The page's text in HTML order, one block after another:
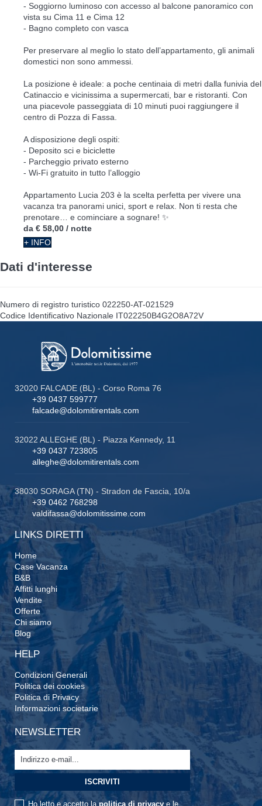
- Soggiorno luminoso con accesso al balcone panoramico con
vista su Cima 11 e Cima 12
- Bagno completo con vasca
Per preservare al meglio lo stato dell’appartamento, gli animali
domestici non sono ammessi.
La posizione è ideale: a poche centinaia di metri dalla funivia del
Catinaccio e vicinissima a supermercati, bar e ristoranti. Con
una piacevole passeggiata di 10 minuti puoi raggiungere il
centro di Pozza di Fassa.
A disposizione degli ospiti:
- Deposito sci e biciclette
- Parcheggio privato esterno
- Wi-Fi gratuito in tutto l’alloggio
Appartamento Lucia 203 è la scelta perfetta per vivere una
vacanza tra panorami unici, sport e relax. Non ti resta che
prenotare… e cominciare a sognare! ✨
da € 58,00 / notte
+ INFO
Dati d'interesse
Numero di registro turistico 022250-AT-021529
Codice Identificativo Nazionale IT022250B4G2O8A72V
32020 FALCADE (BL) - Corso Roma 76
+39 0437 599777
falcade@dolomitirentals.com
32022 ALLEGHE (BL) - Piazza Kennedy, 11
+39 0437 723805
alleghe@dolomitirentals.com
38030 SORAGA (TN) - Stradon de Fascia, 10/a
+39 0462 768298
valdifassa@dolomitissime.com
LINKS DIRETTI
Home
Case Vacanza
B&B
Affitti lunghi
Vendite
Offerte
Chi siamo
Blog
HELP
Condizioni Generali
Politica dei cookies
Politica di Privacy
Informazioni societarie
NEWSLETTER
Ho letto e accetto lapolitica di privacye le